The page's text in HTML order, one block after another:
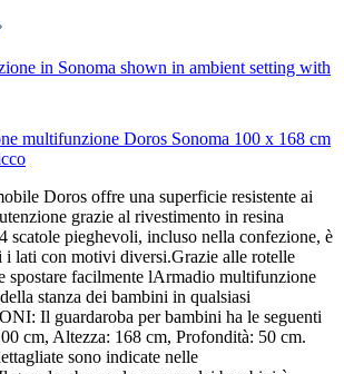
multifunzione Doros Sonoma 100 x 168 cm
Doros offre una superficie resistente ai
grazie al rivestimento in resina
scatole pieghevoli, incluso nella confezione, è
i lati con motivi diversi.Grazie alle rotelle
spostare facilmente lArmadio multifunzione
stanza dei bambini in qualsiasi
Il guardaroba per bambini ha le seguenti
cm, Altezza: 168 cm, Profondità: 50 cm.
sono indicate nelle